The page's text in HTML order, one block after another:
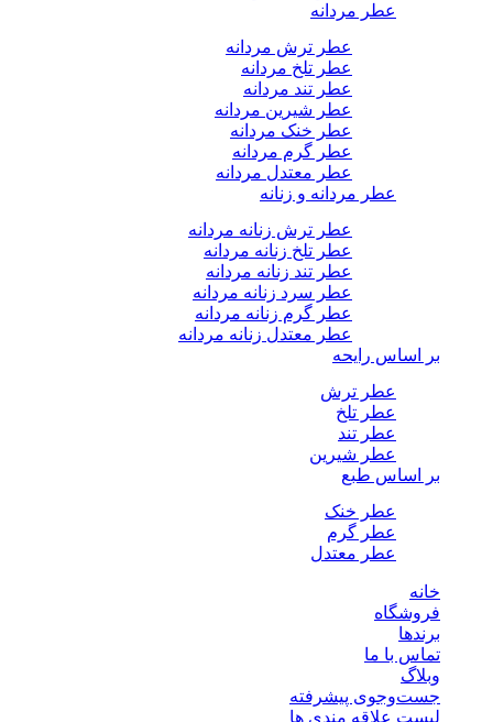
عطر مردانه
عطر ترش مردانه
عطر تلخ مردانه
عطر تند مردانه
عطر شیرین مردانه
عطر خنک مردانه
عطر گرم مردانه
عطر معتدل مردانه
عطر مردانه و زنانه
عطر ترش زنانه مردانه
عطر تلخ زنانه مردانه
عطر تند زنانه مردانه
عطر سرد زنانه مردانه
عطر گرم زنانه مردانه
عطر معتدل زنانه مردانه
بر اساس رایحه
عطر ترش
عطر تلخ
عطر تند
عطر شیرین
بر اساس طبع
عطر خنک
عطر گرم
عطر معتدل
خانه
فروشگاه
برندها
تماس با ما
وبلاگ
جست‌وجوی پیشرفته
لیست علاقه مندی ها